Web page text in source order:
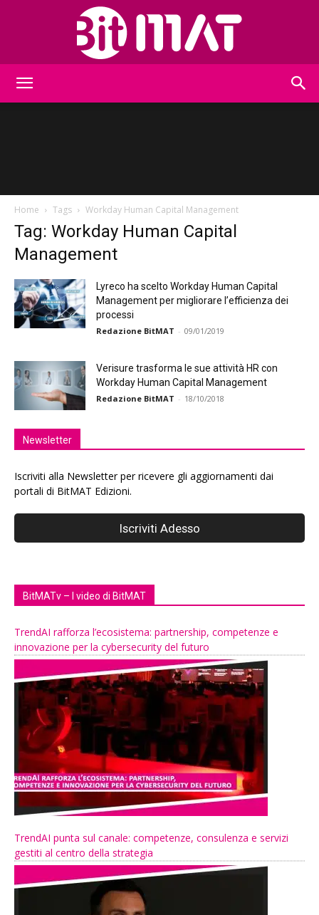
Home Tags Workday Human Capital Management
Tag: Workday Human Capital
Management
Lyreco ha scelto Workday Human Capital
Management per migliorare l’efficienza dei
processi
Redazione BitMAT - 09/01/2019
Verisure trasforma le sue attività HR con
Workday Human Capital Management
Redazione BitMAT - 18/10/2018
Newsletter
Iscriviti alla Newsletter per ricevere gli aggiornamenti dai
portali di BitMAT Edizioni.
BitMATv – I video di BitMAT
TrendAI rafforza l’ecosistema: partnership, competenze e
innovazione per la cybersecurity del futuro
TrendAI punta sul canale: competenze, consulenza e servizi
gestiti al centro della strategia